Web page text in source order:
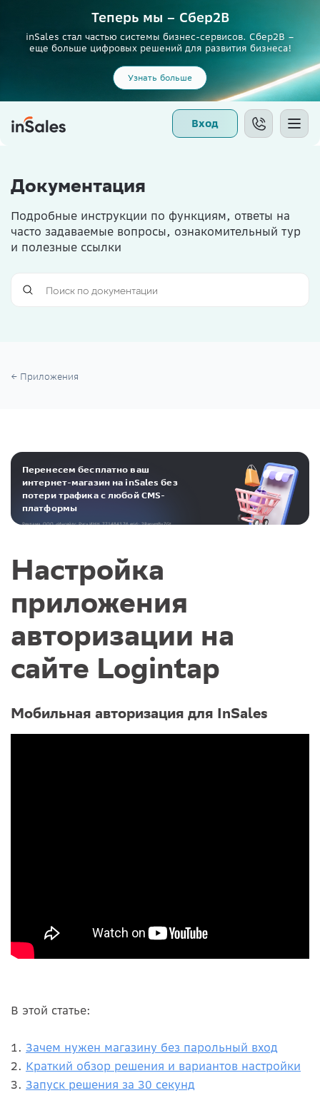
Теперь мы – Сбер2B
inSales стал частью системы бизнес-сервисов. Сбер2В –
еще больше цифровых решений для развития бизнеса!
Узнать больше
Вход
Документация
Подробные инструкции по функциям, ответы на
часто задаваемые вопросы, ознакомительный тур
и полезные ссылки
Приложения
Перенесем бесплатно ваш
интернет-магазин на inSales без
потери трафика с любой CMS-
платформы
Реклама. ООО «Инсейлс Рус»‎ ИНН 771484376 erid: 2RanymBvZGt
Настройка
приложения
авторизации на
сайте Logintap
Мобильная авторизация для InSales
В этой статье:
1. Зачем нужен магазину без парольный вход
2. Краткий обзор решения и вариантов настройки
3. Запуск решения за 30 секунд